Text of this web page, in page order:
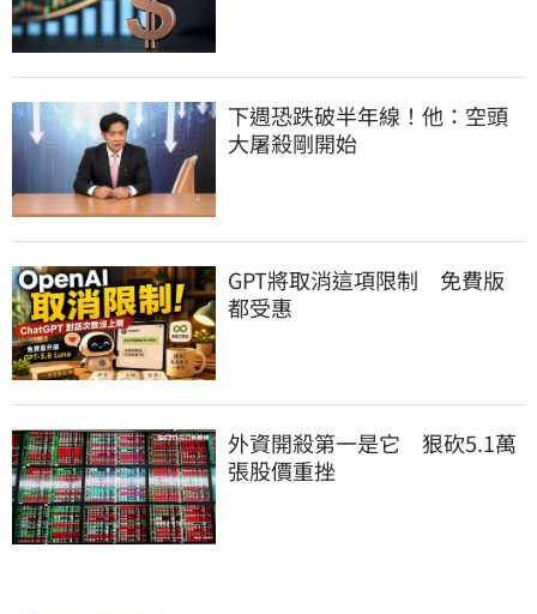
下週恐跌破半年線！他：空頭
大屠殺剛開始
GPT將取消這項限制　免費版
都受惠
外資開殺第一是它　狠砍5.1萬
張股價重挫